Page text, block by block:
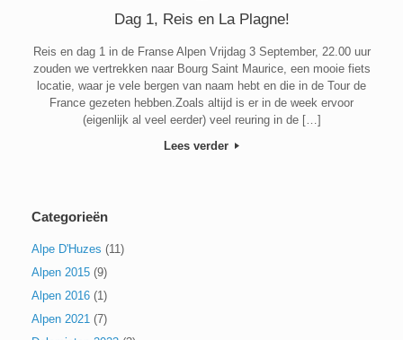
Dag 1, Reis en La Plagne!
Reis en dag 1 in de Franse Alpen Vrijdag 3 September, 22.00 uur
zouden we vertrekken naar Bourg Saint Maurice, een mooie fiets
locatie, waar je vele bergen van naam hebt en die in de Tour de
France gezeten hebben.Zoals altijd is er in de week ervoor
(eigenlijk al veel eerder) veel reuring in de […]
Lees verder
Categorieën
Alpe D'Huzes (11)
Alpen 2015 (9)
Alpen 2016 (1)
Alpen 2021 (7)